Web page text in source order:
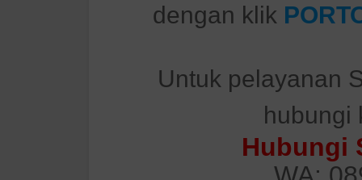
dengan klik
Untuk pelayanan
hubungi
Hubungi